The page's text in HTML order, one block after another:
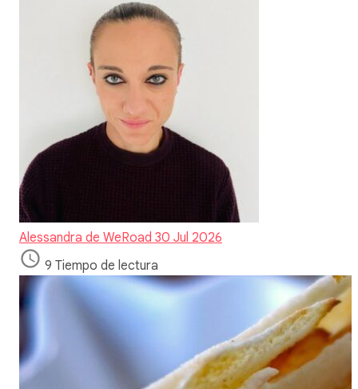
Alessandra de WeRoad 30 Jul 2026
9 Tiempo de lectura